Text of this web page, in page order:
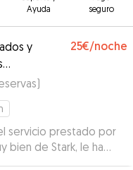
Ayuda
seguro
y
25€/noche
)
servicio prestado por
bien de Stark, le ha
estado en